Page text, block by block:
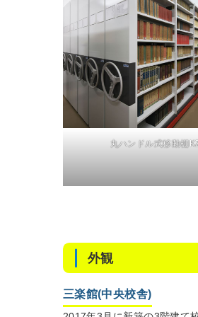
丸ハンドル式移動棚
外観
三楽館(中央校舎)